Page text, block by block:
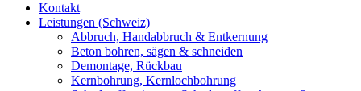
Kontakt
Leistungen (Schweiz)
Abbruch, Handabbruch & Entkernung
Beton bohren, sägen & schneiden
Demontage, Rückbau
Kernbohrung, Kernlochbohrung